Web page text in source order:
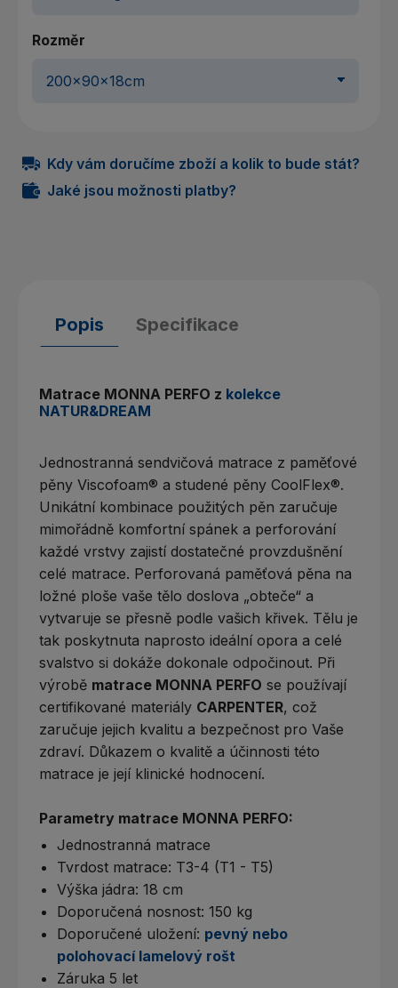
Rozměr
Kdy vám doručíme zboží a kolik to bude stát?
Jaké jsou možnosti platby?
Popis Specifikace
Matrace MONNA PERFO z kolekce
NATUR&DREAM
Jednostranná sendvičová matrace z paměťové
pěny Viscofoam® a studené pěny CoolFlex®.
Unikátní kombinace použitých pěn zaručuje
mimořádně komfortní spánek a perforování
každé vrstvy zajistí dostatečné provzdušnění
celé matrace. Perforovaná paměťová pěna na
ložné ploše vaše tělo doslova „obteče“ a
vytvaruje se přesně podle vašich křivek. Tělu je
tak poskytnuta naprosto ideální opora a celé
svalstvo si dokáže dokonale odpočinout. Při
výrobě matrace MONNA PERFO se používají
certifikované materiály CARPENTER, což
zaručuje jejich kvalitu a bezpečnost pro Vaše
zdraví. Důkazem o kvalitě a účinnosti této
matrace je její klinické hodnocení.
Parametry matrace MONNA PERFO:
Jednostranná matrace
Tvrdost matrace: T3-4 (T1 - T5)
Výška jádra: 18 cm
Doporučená nosnost: 150 kg
Doporučené uložení: pevný nebo
polohovací lamelový rošt
Záruka 5 let